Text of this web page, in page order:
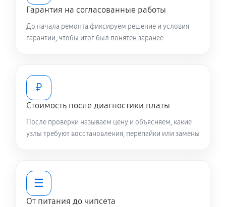
Гарантия на согласованные работы
До начала ремонта фиксируем решение и условия
гарантии, чтобы итог был понятен заранее
₽
Стоимость после диагностики платы
После проверки называем цену и объясняем, какие
узлы требуют восстановления, перепайки или замены
☰
От питания до чипсета